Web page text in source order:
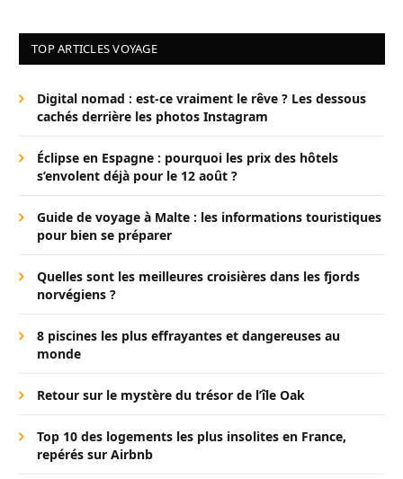
TOP ARTICLES VOYAGE
Digital nomad : est-ce vraiment le rêve ? Les dessous
cachés derrière les photos Instagram
Éclipse en Espagne : pourquoi les prix des hôtels
s’envolent déjà pour le 12 août ?
Guide de voyage à Malte : les informations touristiques
pour bien se préparer
Quelles sont les meilleures croisières dans les fjords
norvégiens ?
8 piscines les plus effrayantes et dangereuses au
monde
Retour sur le mystère du trésor de l’île Oak
Top 10 des logements les plus insolites en France,
repérés sur Airbnb